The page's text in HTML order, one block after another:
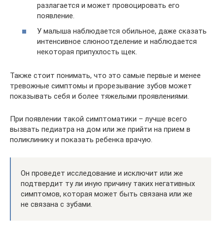
разлагается и может провоцировать его
появление.
У малыша наблюдается обильное, даже сказать
интенсивное слюноотделение и наблюдается
некоторая припухлость щек.
Также стоит понимать, что это самые первые и менее
тревожные симптомы и прорезывание зубов может
показывать себя и более тяжелыми проявлениями.
При появлении такой симптоматики – лучше всего
вызвать педиатра на дом или же прийти на прием в
поликлинику и показать ребенка врачую.
Он проведет исследование и исключит или же
подтвердит ту ли иную причину таких негативных
симптомов, которая может быть связана или же
не связана с зубами.